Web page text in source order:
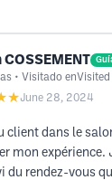
• Visitado
June 28, 2024
client dans le
mon expérience.
du rendez-vous